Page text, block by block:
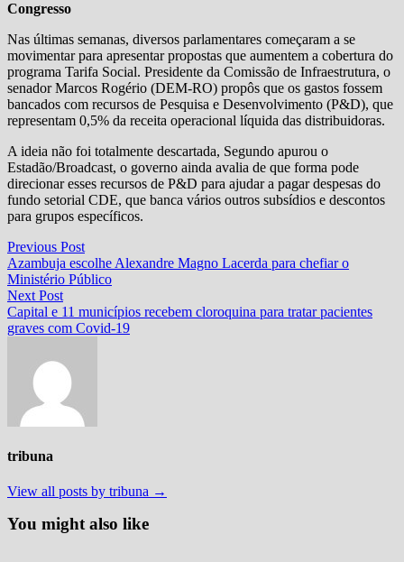
Congresso
Nas últimas semanas, diversos parlamentares começaram a se
movimentar para apresentar propostas que aumentem a cobertura do
programa Tarifa Social. Presidente da Comissão de Infraestrutura, o
senador Marcos Rogério (DEM-RO) propôs que os gastos fossem
bancados com recursos de Pesquisa e Desenvolvimento (P&D), que
representam 0,5% da receita operacional líquida das distribuidoras.
A ideia não foi totalmente descartada, Segundo apurou o
Estadão/Broadcast, o governo ainda avalia de que forma pode
direcionar esses recursos de P&D para ajudar a pagar despesas do
fundo setorial CDE, que banca vários outros subsídios e descontos
para grupos específicos.
Navegação
de
Post
Previous PostPrevious
post:
Azambuja escolhe Alexandre Magno Lacerda para chefiar o
Ministério Público
Next PostNext
post:
Capital e 11 municípios recebem cloroquina para tratar pacientes
graves com Covid-19
tribuna
View all posts by tribuna →
You might also like